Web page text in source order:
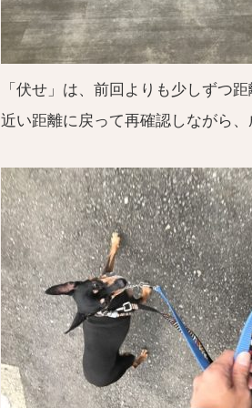
「伏せ」は、前回よりも少しずつ
近い距離に戻って再確認しながら